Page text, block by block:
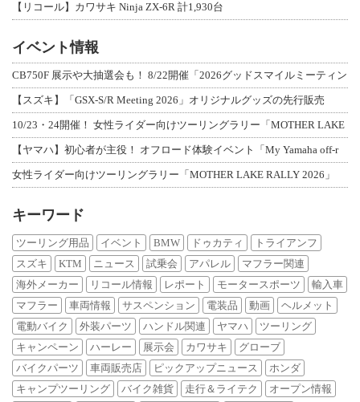
【リコール】カワサキ Ninja ZX-6R 計1,930台
イベント情報
CB750F 展示や大抽選会も！ 8/22開催「2026グッドスマイルミーティン
【スズキ】「GSX-S/R Meeting 2026」オリジナルグッズの先行販売
10/23・24開催！ 女性ライダー向けツーリングラリー「MOTHER LAKE
【ヤマハ】初心者が主役！ オフロード体験イベント「My Yamaha off-r
女性ライダー向けツーリングラリー「MOTHER LAKE RALLY 2026」
キーワード
ツーリング用品 イベント BMW ドゥカティ
トライアンフ
スズキ
KTM ニュース 試乗会 アパレル
マフラー関連
海外メーカー
リコール情報 レポート モータースポーツ
輸入車
マフラー
車両情報 サスペンション 電装品 動画
ヘルメット
電動バイク
外装パーツ ハンドル関連 ヤマハ
ツーリング
キャンペーン
ハーレー 展示会 カワサキ
グローブ
バイクパーツ
車両販売店 ピックアップニュース
ホンダ
キャンプツーリング
バイク雑貨 走行＆ライテク オープン情報